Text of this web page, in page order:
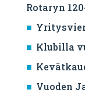
Rotaryn
Klubilla
Vuoden